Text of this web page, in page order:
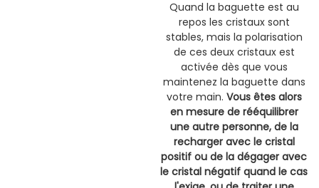
Quand la baguette est au
repos les cristaux sont
stables, mais la polarisation
de ces deux cristaux est
activée dès que vous
maintenez la baguette dans
votre main. Vous êtes alors
en mesure de rééquilibrer
une autre personne, de la
recharger avec le cristal
positif ou de la dégager avec
le cristal négatif quand le cas